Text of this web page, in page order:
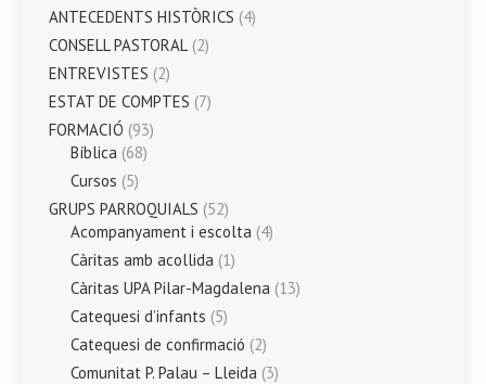
ANTECEDENTS HISTÒRICS (4)
CONSELL PASTORAL (2)
ENTREVISTES (2)
ESTAT DE COMPTES (7)
FORMACIÓ (93)
Bíblica (68)
Cursos (5)
GRUPS PARROQUIALS (52)
Acompanyament i escolta (4)
Càritas amb acollida (1)
Càritas UPA Pilar-Magdalena (13)
Catequesi d’infants (5)
Catequesi de confirmació (2)
Comunitat P. Palau – Lleida (3)